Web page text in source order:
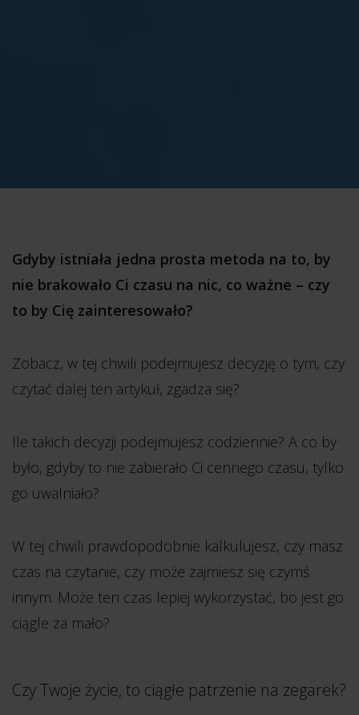
Gdyby istniała jedna prosta metoda na to, by
nie brakowało Ci czasu na nic, co ważne – czy
to by Cię zainteresowało?
Zobacz, w tej chwili podejmujesz decyzję o tym, czy
czytać dalej ten artykuł, zgadza się?
Ile takich decyzji podejmujesz codziennie? A co by
było, gdyby to nie zabierało Ci cennego czasu, tylko
go uwalniało?
W tej chwili prawdopodobnie kalkulujesz, czy masz
czas na czytanie, czy może zajmiesz się czymś
innym. Może ten czas lepiej wykorzystać, bo jest go
ciągle za mało?
Czy Twoje życie, to ciągłe patrzenie na zegarek?